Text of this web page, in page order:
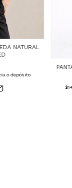
NATURAL
o depósito